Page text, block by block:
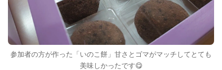
参加者の方が作った「いのこ餅」甘さとゴマがマッチしてとても
美味しかったです😋